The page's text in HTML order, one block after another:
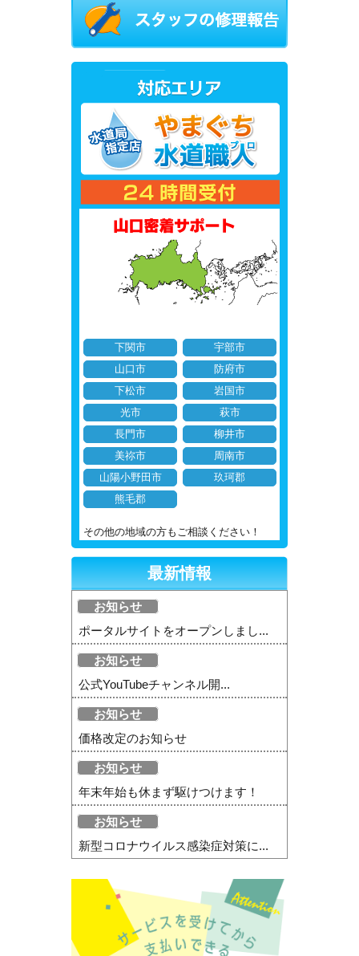
下関市
宇部市
山口市
防府市
下松市
岩国市
光市
萩市
長門市
柳井市
美祢市
周南市
山陽小野田市
玖珂郡
熊毛郡
その他の地域の方もご相談ください！
最新情報
お知らせ
ポータルサイトをオープンしまし...
お知らせ
公式YouTubeチャンネル開...
お知らせ
価格改定のお知らせ
お知らせ
年末年始も休まず駆けつけます！
お知らせ
新型コロナウイルス感染症対策に...